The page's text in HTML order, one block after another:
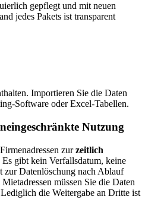
gepflegt und mit neuen
jedes Pakets ist transparent
Importieren Sie die Daten
Software oder Excel-Tabellen.
Nutzung
zur zeitlich
Es gibt kein Verfallsdatum, keine
zur Datenlöschung nach Ablauf
müssen Sie die Daten
die Weitergabe an Dritte ist